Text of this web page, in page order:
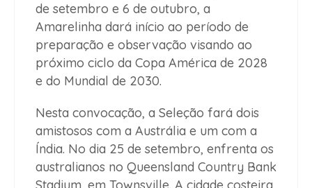
de setembro e 6 de outubro, a
Amarelinha dará início ao período de
preparação e observação visando ao
próximo ciclo da Copa América de 2028
e do Mundial de 2030.
Nesta convocação, a Seleção fará dois
amistosos com a Austrália e um com a
Índia. No dia 25 de setembro, enfrenta os
australianos no Queensland Country Bank